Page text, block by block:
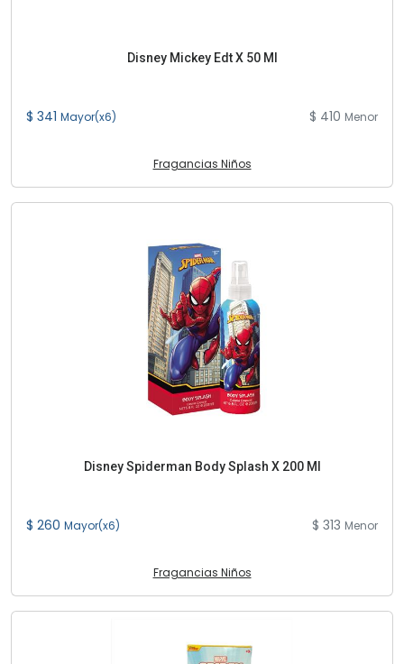
Disney Mickey Edt X 50 Ml
$ 341 Mayor(x6) $ 410 Menor
Fragancias Niños
Disney Spiderman Body Splash X 200 Ml
$ 260 Mayor(x6) $ 313 Menor
Fragancias Niños